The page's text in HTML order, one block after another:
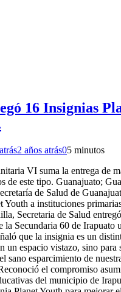
16 Insignias
2 años atrás05 minutos
VI suma la entrega de
de este tipo. Guanajuato;
de Salud de
Youth a instituciones
Secretaria de Salud
la Secundaria 60 de Irapuato
que la insignia es un
un espacio vistazo, sino para
sano esparcimiento de
el compromiso
del municipio de